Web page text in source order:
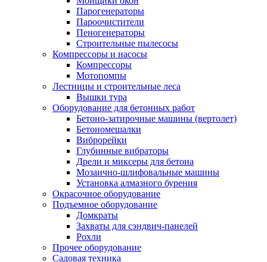
Парогенераторы
Пароочистители
Пеногенераторы
Строительные пылесосы
Компрессоры и насосы
Компрессоры
Мотопомпы
Лестницы и строительные леса
Вышки тура
Оборудование для бетонных работ
Бетоно-затирочные машины (вертолет)
Бетономешалки
Виброрейки
Глубинные вибраторы
Дрели и миксеры для бетона
Мозаично-шлифовальные машины
Установка алмазного бурения
Окрасочное оборудование
Подъемное оборудование
Домкраты
Захваты для сэндвич-панелей
Рохли
Прочее оборудование
Садовая техника